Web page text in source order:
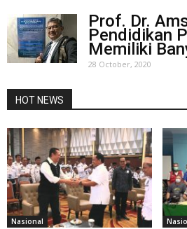
Prof. Dr.
Pendidikan
Memiliki
28 October, 2020
HOT NEWS
Nasional